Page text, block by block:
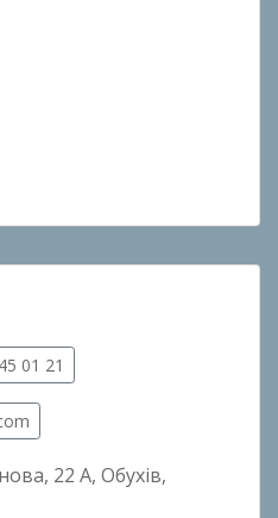
01 21
22 А, Обухів,